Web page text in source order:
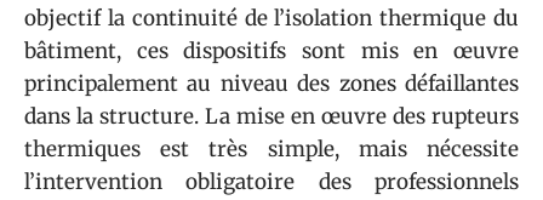
objectif la continuité de l’isolation thermique du
bâtiment, ces dispositifs sont mis en œuvre
principalement au niveau des zones défaillantes
dans la structure. La mise en œuvre des rupteurs
thermiques est très simple, mais nécessite
l’intervention obligatoire des professionnels